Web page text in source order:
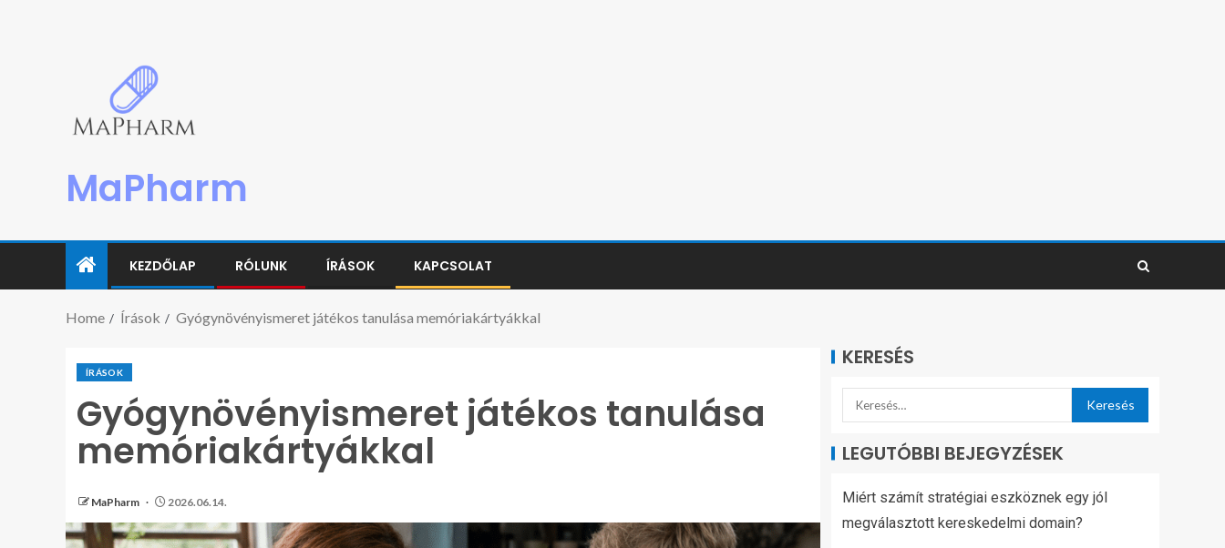
MaPharm
KEZDŐLAP RÓLUNK ÍRÁSOK KAPCSOLAT
Home Írások Gyógynövényismeret játékos tanulása memóriakártyákkal
ÍRÁSOK
Gyógynövényismeret játékos tanulása
memóriakártyákkal
MaPharm 2026.06.14.
KERESÉS
LEGUTÓBBI BEJEGYZÉSEK
Miért számít stratégiai eszköznek egy jól
megválasztott kereskedelmi domain?